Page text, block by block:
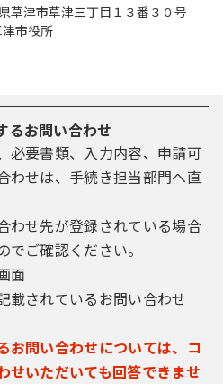
草津市草津三丁目１３番３０号
市役所
るお問い合わせ
必要書類、入力内容、申請可
わせは、手続き担当部門へ直
わせ先が登録されている場合
ご確認ください。
面
載されているお問い合わせ
問い合わせについては、コ
せいただいても回答できませ